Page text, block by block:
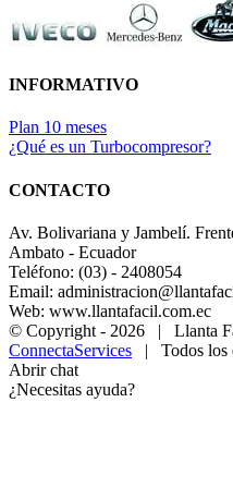
INFORMATIVO
Plan 10 meses
¿Qué es un Turbocompresor?
CONTACTO
Av. Bolivariana y Jambelí.
Ambato - Ecuador
Teléfono: (03) - 2408054
Email:
Web: www.llantafacil.com.ec
© Copyright - 2026 | Llanta
ConnectaServices | Todos los
Abrir chat
¿Necesitas ayuda?